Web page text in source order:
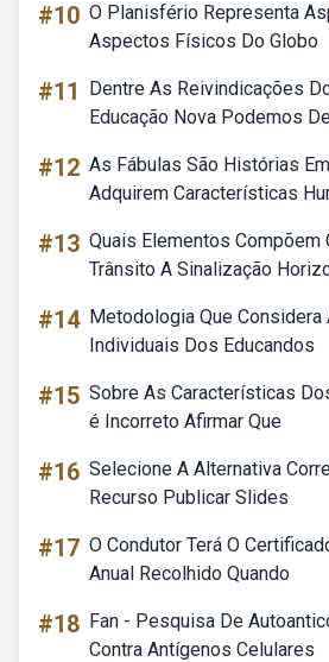
#10 O Planisfério Representa
Aspectos Físicos Do Globo
#11
Dentre As Reivindicações
Educação Nova Podemos
#12 As Fábulas São Histórias
Adquirem Características
#13 Quais Elementos Compõem
Trânsito A Sinalização
#14 Metodologia Que
Individuais Dos Educandos
#15 Sobre As Características
é Incorreto Afirmar Que
#16 Selecione A Alternativa
Recurso Publicar Slides
#17 O Condutor Terá O
Anual Recolhido Quando
#18 Fan - Pesquisa De
Contra Antígenos Celulares